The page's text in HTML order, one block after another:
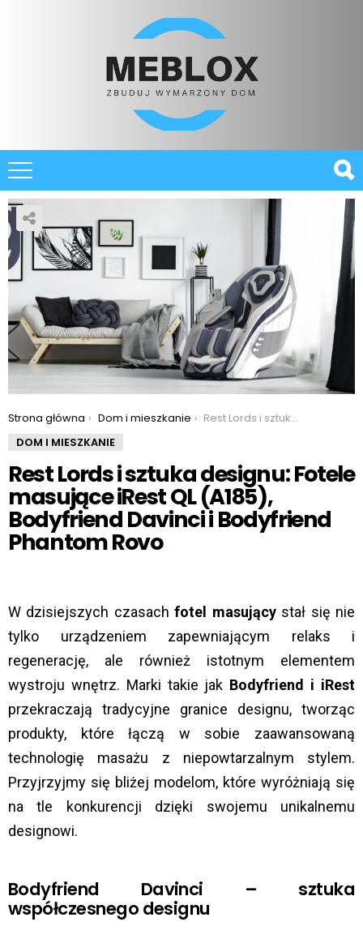
You are here:
Strona główna Dom i mieszkanie
Rest Lords i sztuka designu: Fotele masujące iRest QL (A185), Bodyfriend Davinci i Bodyfriend Phantom Rovo
DOM I MIESZKANIE
Rest Lords i sztuka designu: Fotele
masujące iRest QL (A185),
Bodyfriend Davinci i Bodyfriend
Phantom Rovo
W dzisiejszych czasach fotel masujący stał się nie
tylko urządzeniem zapewniającym relaks i
regenerację, ale również istotnym elementem
wystroju wnętrz. Marki takie jak Bodyfriend i iRest
przekraczają tradycyjne granice designu, tworząc
produkty, które łączą w sobie zaawansowaną
technologię masażu z niepowtarzalnym stylem.
Przyjrzyjmy się bliżej modelom, które wyróżniają się
na tle konkurencji dzięki swojemu unikalnemu
designowi.
Bodyfriend Davinci – sztuka
współczesnego designu